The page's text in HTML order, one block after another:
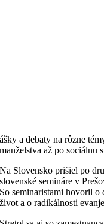
ášky a debaty na rôzne
manželstva až po sociálnu
Na Slovensko prišiel po
slovenské semináre v
So seminaristami hovoril o
život a o radikálnosti